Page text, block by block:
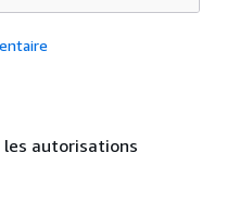
autorisations